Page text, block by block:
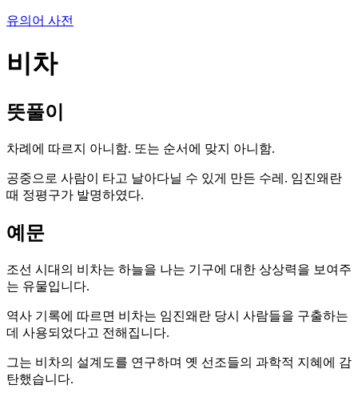
유의어 사전
비차
뜻풀이
차례에 따르지 아니함. 또는 순서에 맞지 아니함.
공중으로 사람이 타고 날아다닐 수 있게 만든 수레. 임진왜란
때 정평구가 발명하였다.
예문
조선 시대의 비차는 하늘을 나는 기구에 대한 상상력을 보여주
는 유물입니다.
역사 기록에 따르면 비차는 임진왜란 당시 사람들을 구출하는
데 사용되었다고 전해집니다.
그는 비차의 설계도를 연구하며 옛 선조들의 과학적 지혜에 감
탄했습니다.